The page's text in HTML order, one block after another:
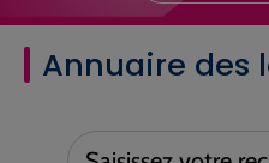
Annuaire des
Saisissez